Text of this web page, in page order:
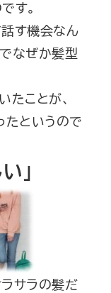
す。
す機会なん
なぜか髪型
たことが、
たというので
」
サラの髪だ